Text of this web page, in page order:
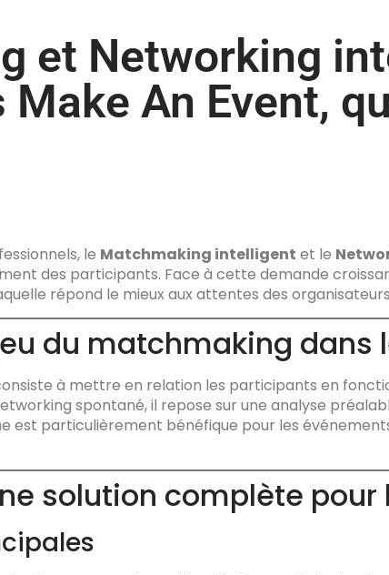
et Networking
Make An Event,
le Matchmaking intelligent et le
des participants. Face à cette demande
répond le mieux aux attentes des
du matchmaking dans
à mettre en relation les participants en
spontané, il repose sur une analyse
est particulièrement bénéfique pour les
solution complète